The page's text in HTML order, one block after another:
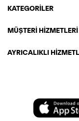
KATEGORİLER
MÜŞTERİ HİZMETLERİ
AYRICALIKLI